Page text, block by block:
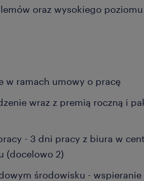
oraz wysokiego
w ramach umowy o pracę
wraz z premią roczną i
- 3 dni pracy z biura w
(docelowo 2)
środowisku - wspieranie